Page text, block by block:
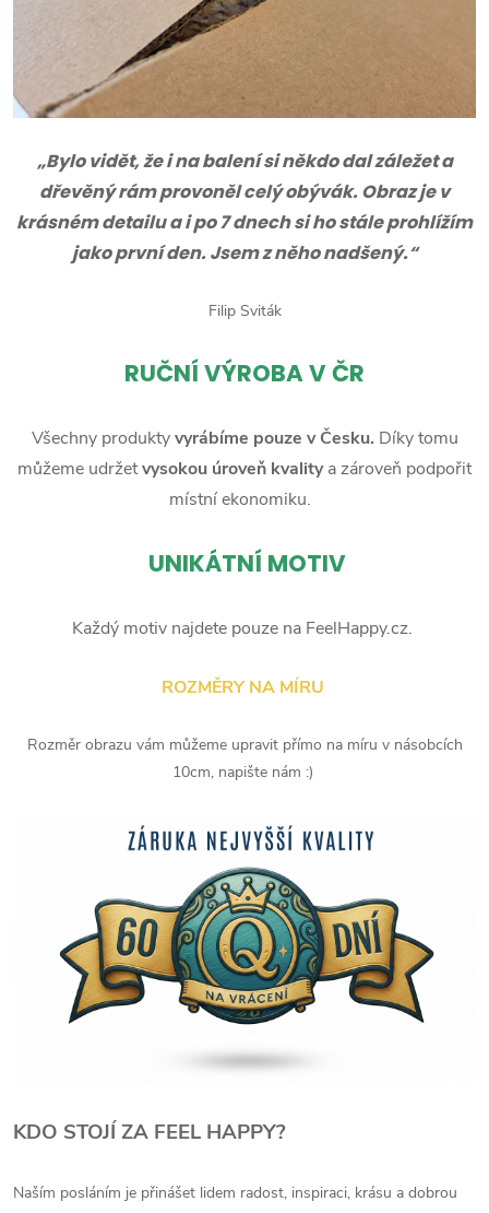
„Bylo vidět, že i na balení si někdo dal záležet a
dřevěný rám provoněl celý obývák. Obraz je v
krásném detailu a i po 7 dnech si ho stále prohlížím
jako první den. Jsem z něho nadšený.“
Filip Sviták
RUČNÍ VÝROBA V ČR
Všechny produktyvyrábíme pouze v Česku. Díky tomu
můžeme udržetvysokou úroveň kvalitya zároveň podpořit
místní ekonomiku.
UNIKÁTNÍ MOTIV
Každý motiv najdete pouze na FeelHappy.cz.
ROZMĚRY NA MÍRU
Rozměr obrazu vám můžeme upravit přímo na míru v násobcích
10cm, napište nám :)
KDO STOJÍ ZA FEEL HAPPY?
Naším posláním je přinášet lidem radost, inspiraci, krásu a dobrou